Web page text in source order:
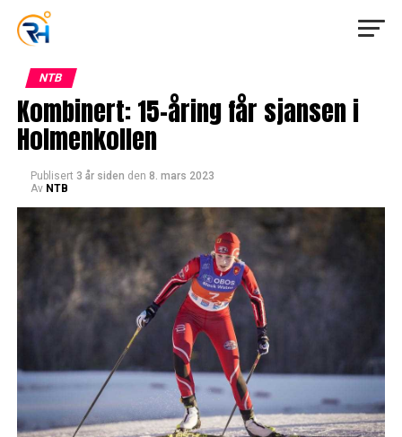
NTB
Kombinert: 15-åring får sjansen i
Holmenkollen
Publisert 3 år siden den 8. mars 2023
Av NTB